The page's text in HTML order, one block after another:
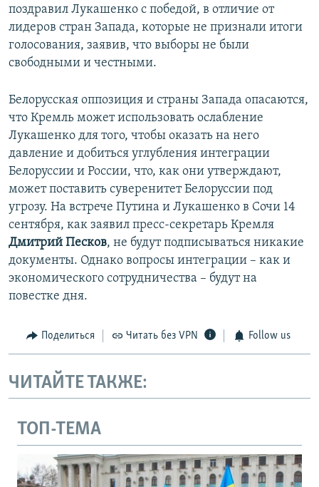
поздравил Лукашенко с победой, в отличие от
лидеров стран Запада, которые не признали итоги
голосования, заявив, что выборы не были
свободными и честными.​
Белорусская оппозиция и страны Запада опасаются,
что Кремль может использовать ослабление
Лукашенко для того, чтобы оказать на него
давление и добиться углубления интеграции
Белоруссии и России, что, как они утверждают,
может поставить суверенитет Белоруссии под
угрозу. На встрече Путина и Лукашенко в Сочи 14
сентября, как заявил пресс-секретарь Кремля
Дмитрий Песков, не будут подписываться никакие
документы. Однако вопросы интеграции – как и
экономического сотрудничества – будут на
повестке дня.
Поделиться Читать без VPN Follow us
ЧИТАЙТЕ ТАКЖЕ:
ТОП-ТЕМА